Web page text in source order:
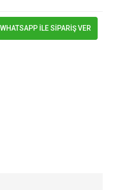
WHATSAPP İLE SİPARİŞ VER